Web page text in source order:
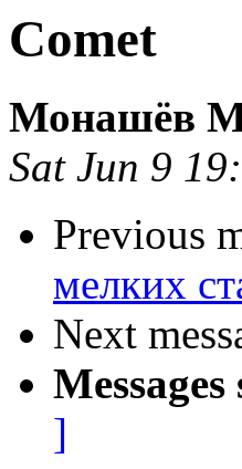
Comet
Монашёв
Sat Jun 9
Previous
мелких
Next
]